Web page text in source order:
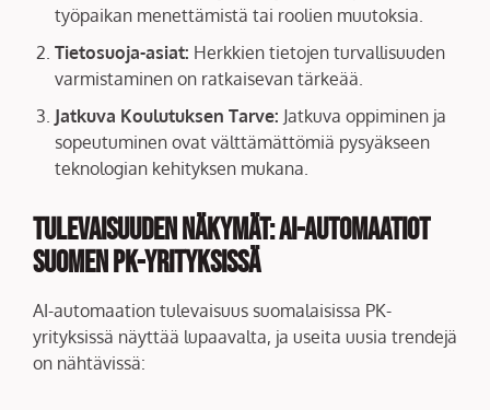
työpaikan menettämistä tai roolien muutoksia.
Tietosuoja-asiat: Herkkien tietojen turvallisuuden
varmistaminen on ratkaisevan tärkeää.
Jatkuva Koulutuksen Tarve: Jatkuva oppiminen ja
sopeutuminen ovat välttämättömiä pysyäkseen
teknologian kehityksen mukana.
Tulevaisuuden Näkymät: AI-automaatiot
Suomen PK-yrityksissä
AI-automaation tulevaisuus suomalaisissa PK-
yrityksissä näyttää lupaavalta, ja useita uusia trendejä
on nähtävissä: